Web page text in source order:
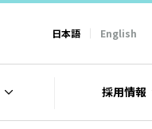
日本語 English
採用情報